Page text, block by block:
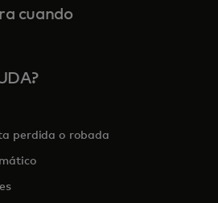
cuando
perdida o robada